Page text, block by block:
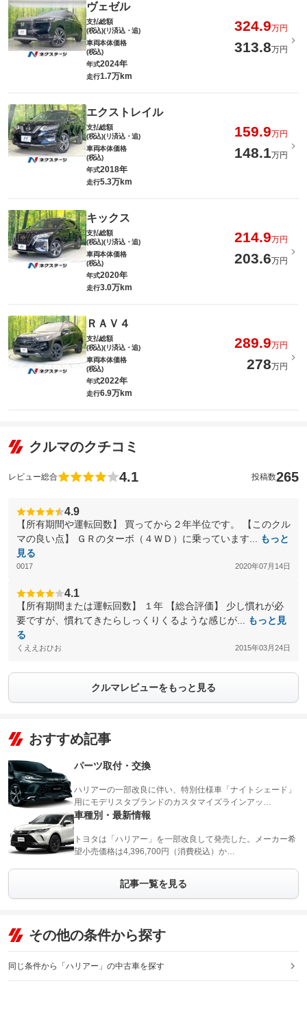
ヴェゼル
支払総額
(税込)(リ済込・追)
324.9万円
車両本体価格
(税込)
313.8万円
年式2024年
走行1.7万km
エクストレイル
支払総額
(税込)(リ済込・追)
159.9万円
車両本体価格
(税込)
148.1万円
年式2018年
走行5.3万km
キックス
支払総額
(税込)(リ済込・追)
214.9万円
車両本体価格
(税込)
203.6万円
年式2020年
走行3.0万km
ＲＡＶ４
支払総額
(税込)(リ済込・追)
289.9万円
車両本体価格
(税込)
278万円
年式2022年
走行6.9万km
クルマのクチコミ
レビュー総合 4.1 投稿数265
4.9
【所有期間や運転回数】 買ってから２年半位です。 【このクル
マの良い点】 ＧＲのターボ（４ＷＤ）に乗っています...
もっと
見る
0017 2020年07月14日
4.1
【所有期間または運転回数】 １年 【総合評価】 少し慣れが必
要ですが、慣れてきたらしっくりくるような感じが...
もっと見
る
くええおひお 2015年03月24日
クルマレビューをもっと見る
おすすめ記事
パーツ取付・交換
ハリアーの一部改良に伴い、特別仕様車「ナイトシェード」
用にモデリスタブランドのカスタマイズラインアッ…
車種別・最新情報
トヨタは「ハリアー」を一部改良して発売した。メーカー希
望小売価格は4,396,700円（消費税込）か…
記事一覧を見る
その他の条件から探す
同じ条件から「ハリアー」の中古車を探す